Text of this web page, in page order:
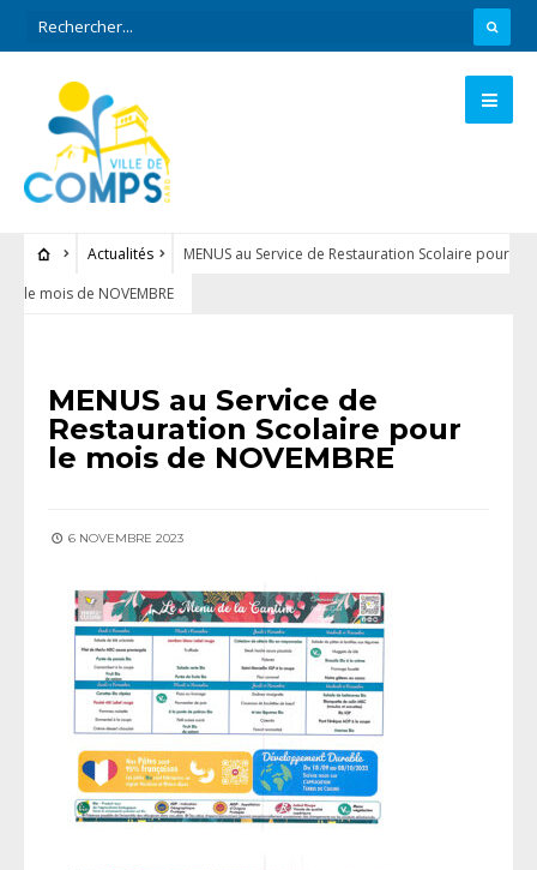
Actualités
MENUS au Service de Restauration Scolaire pour
le mois de NOVEMBRE
MENUS au Service de
Restauration Scolaire pour
le mois de NOVEMBRE
6 NOVEMBRE 2023